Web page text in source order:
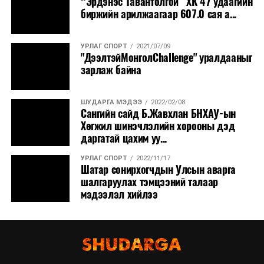
биржийн арилжаагаар 607.0 сая а...
УРЛАГ СПОРТ 2021/07/09
"ДээлтэйМонголChallenge" уралдааныг
зарлаж байна
ШУДАРГА МЭДЭЭ 2022/02/08
Сангийн сайд Б.Жавхлан БНХАУ-ын
Хөгжил шинэчлэлийн хорооны дэд
даргатай цахим уу...
УРЛАГ СПОРТ 2022/11/17
Шатар сонирхогчдын Улсын аварга
шалгаруулах тэмцээний талаар
мэдээлэл хийлээ